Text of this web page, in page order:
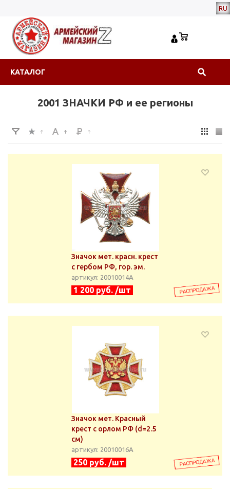
RU
КАТАЛОГ
2001 ЗНАЧКИ РФ и ее регионы
Значок мет. красн. крест
с гербом РФ, гор. эм.
артикул: 20010014А
1 200 руб. /шт
Значок мет. Красный
крест с орлом РФ (d=2.5
см)
артикул: 20010016А
250 руб. /шт